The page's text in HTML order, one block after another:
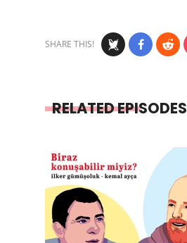
SHARE THIS!
RELATED EPISODES